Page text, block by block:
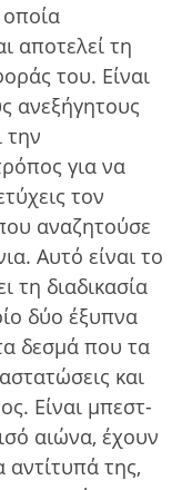
αποτελεί τη
του. Είναι
ανεξήγητους
την
για να
τον
αναζητούσε
Αυτό είναι το
τη διαδικασία
δύο έξυπνα
δεσµά που τα
και
Είναι µπεστ-
αιώνα, έχουν
αντίτυπά της,